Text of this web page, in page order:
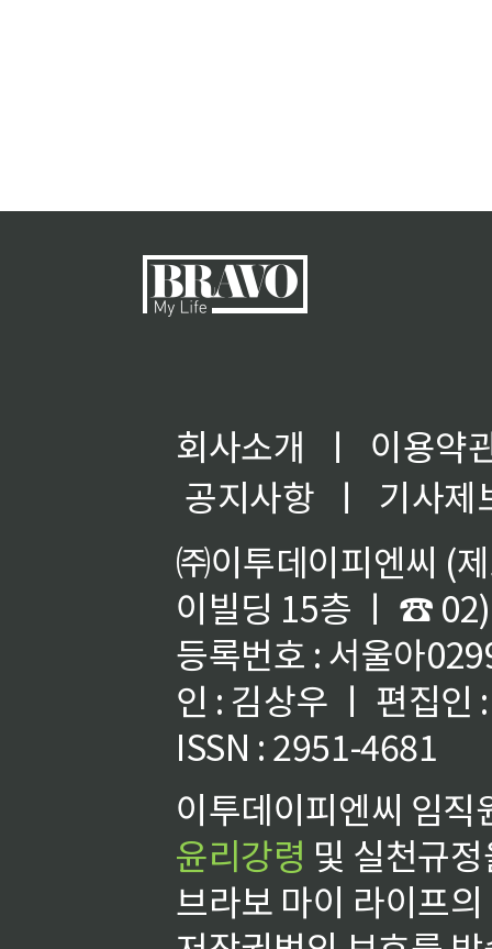
회사소개 ㅣ
이용약
공지사항
ㅣ
기사제
㈜이투데이피엔씨 (
이빌딩 15층 ㅣ ☎
등록번호 : 서울아
인 : 김상우 ㅣ 편집인
ISSN : 2951-4681
이투데이피엔씨 임
윤리강령 및 실천규
브라보 마이 라이프